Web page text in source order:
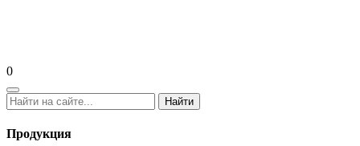
0
Найти
Продукция